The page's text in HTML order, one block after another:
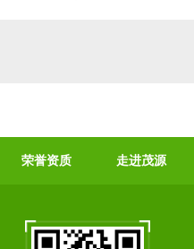
荣誉资质 走进茂源